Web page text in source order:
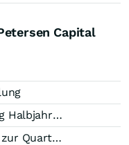
Capital
Veröffentlichung Halbjahresabschluss
Pressemeldung zur Quartalsmitteilung (Stichtag Q3)